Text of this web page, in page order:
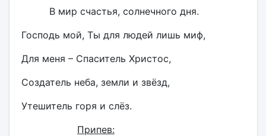
В мир счастья, солнечного дня.
Господь мой, Ты для людей лишь миф,
Для меня – Спаситель Христос,
Создатель неба, земли и звёзд,
Утешитель горя и слёз.
Припев: